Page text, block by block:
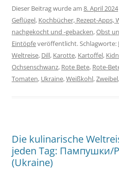
Dieser Beitrag wurde am 8. April 2024
Geflügel, Kochbücher, Rezept-Apps,
nachgekocht und -gebacken,Obst
Eintöpfeveröffentlicht. Schlagworte:
Weltreise, Dill, Karotte, Kartoffel,
Ochsenschwanz, Rote Bete, Rote-
Tomaten, Ukraine,Weißkohl,Zweibel,
Die kulinarische
jeden Tag: Пампушки/
(Ukraine)